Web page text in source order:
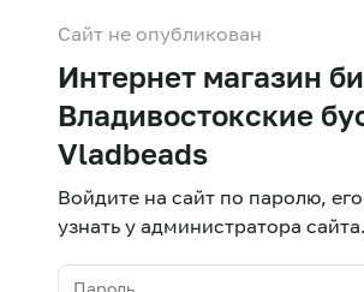
Сайт не опубликован
Интернет магазин
Владивостокские
Vladbeads
Войдите на сайт по паролю,
узнать у администратора сайта.